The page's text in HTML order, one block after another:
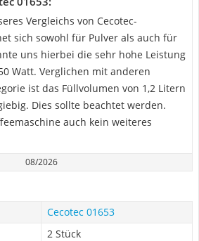
Vergleichs von Cecotec-
sich sowohl für Pulver als auch für
uns hierbei die sehr hohe Leistung
Watt. Verglichen mit anderen
ist das Füllvolumen von 1,2 Litern
Dies sollte beachtet werden.
auch kein weiteres
08/2026
Cecotec 01653
2 Stück